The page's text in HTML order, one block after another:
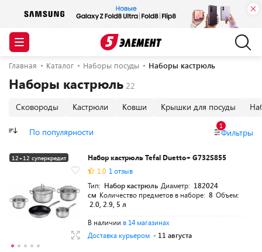
Главная Каталог Наборы посуды Наборы кастрюль
Наборы кастрюль
Сковороды Кастрюли Ковши Крышки для посуды
По популярности Фильтры
1
12+12 суперкредит
Набор кастрюль Tefal Duetto+ G732S855
1.0 1 отзыв
Тип: Набор кастрюль Диаметр: 182024
см Количество предметов в наборе: 8 Объем:
2.0, 2.9, 5 л
В наличии в 14 магазинах
Доставка курьером - 11 августа